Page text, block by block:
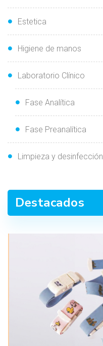
Estetica
Higiene de manos
Laboratorio Clínico
Fase Analítica
Fase Preanalítica
Limpieza y desinfección
Destacados